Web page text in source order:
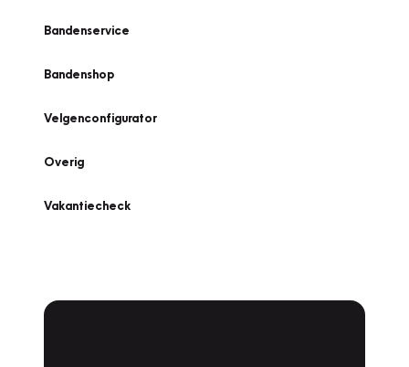
Bandenservice
Bandenshop
Velgenconfigurator
Overig
Vakantiecheck